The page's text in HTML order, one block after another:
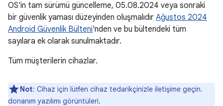
OS'in tam sürümü güncelleme, 05.08.2024 veya sonraki
bir güvenlik yaması düzeyinden oluşmalıdır Ağustos 2024
Android Güvenlik Bülteni'nden ve bu bültendeki tüm
sayılara ek olarak sunulmaktadır.
Tüm müşterilerin cihazlar.
Not: Cihaz için lütfen cihaz tedarikçinizle iletişime geçin.
donanım yazılımı görüntüleri.